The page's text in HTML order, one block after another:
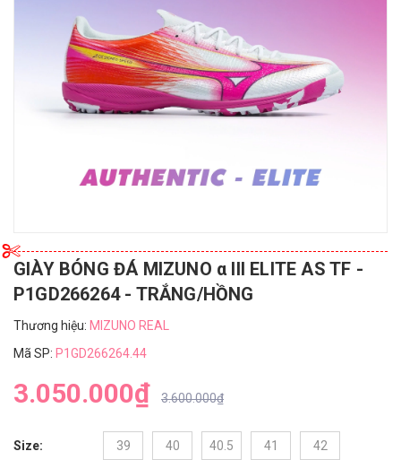
GIÀY BÓNG ĐÁ MIZUNO α III ELITE AS TF -
P1GD266264 - TRẮNG/HỒNG
Thương hiệu: MIZUNO REAL
Mã SP: P1GD266264.44
3.050.000₫ 3.600.000₫
Size: 39 40 40.5 41 42